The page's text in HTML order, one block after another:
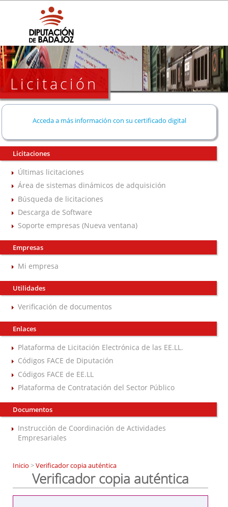
Licitación
Acceda a más información con su certificado digital
Licitaciones
Últimas licitaciones
Área de sistemas dinámicos de adquisición
Búsqueda de licitaciones
Descarga de Software
Soporte empresas (Nueva ventana)
Empresas
Mi empresa
Utilidades
Verificación de documentos
Enlaces
Plataforma de Licitación Electrónica de las EE.LL.
Códigos FACE de Diputación
Códigos FACE de EE.LL
Plataforma de Contratación del Sector Público
Documentos
Instrucción de Coordinación de Actividades
Empresariales
Inicio >Verificador copia auténtica
Verificador copia auténtica